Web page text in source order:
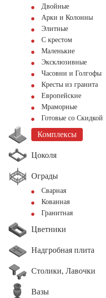
Двойные
Арки и Колонны
Элитные
С крестом
Маленькие
Эксклюзивные
Часовни и Голгофы
Кресты из гранита
Европейские
Мраморные
Готовые со Скидкой
Комплексы
Цоколя
Ограды
Сварная
Кованная
Гранитная
Цветники
Надгробная плита
Столики, Лавочки
Вазы